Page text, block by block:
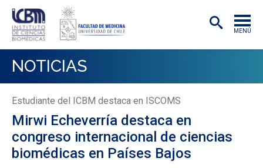
MENÚ
ACADÉMICAS/OS
PREGRADO
POSTGRADO
NOTICIAS
Estudiante del ICBM destaca en ISCOMS
Mirwi Echeverría destaca en
congreso internacional de ciencias
biomédicas en Países Bajos